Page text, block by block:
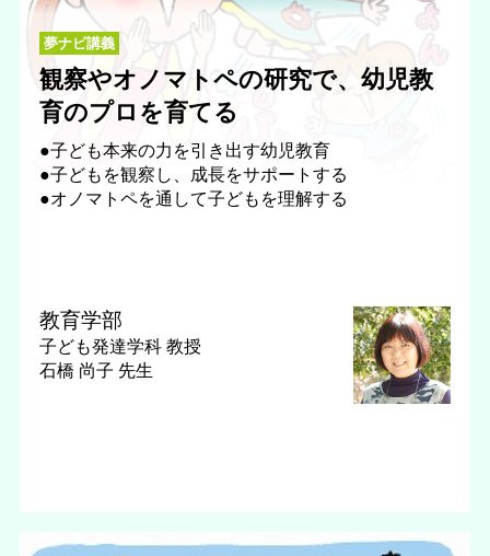
夢ナビ講義
観察やオノマトペの研究で、幼児教
育のプロを育てる
●子ども本来の力を引き出す幼児教育
●子どもを観察し、成長をサポートする
●オノマトペを通して子どもを理解する
教育学部
子ども発達学科 教授
石橋 尚子 先生